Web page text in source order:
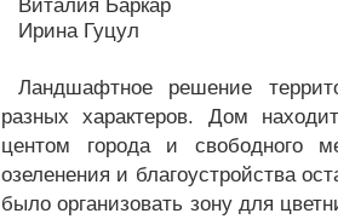
Виталия Баркар
Ирина Гуцул
Ландшафтное решение
разных характеров. Дом
центом города и свободного
озеленения и благоустройства
было организовать зону для